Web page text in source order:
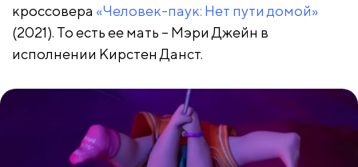
кроссовера «Человек-паук: Нет пути домой»
(2021). То есть ее мать – Мэри Джейн в
исполнении Кирстен Данст.